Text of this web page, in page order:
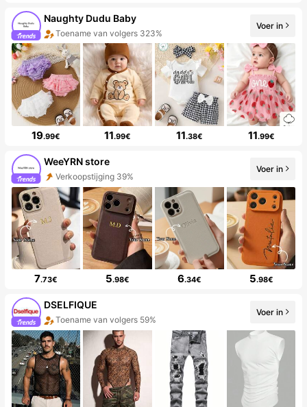
Naughty Dudu Baby
Toename van volgers 323%
Voer in
19.99€ 11.99€ 11.38€ 11.99€
WeeYRN store
Verkoopstijging 39%
Voer in
7.73€ 5.98€ 6.34€ 5.98€
DSELFIQUE
Toename van volgers 59%
Voer in